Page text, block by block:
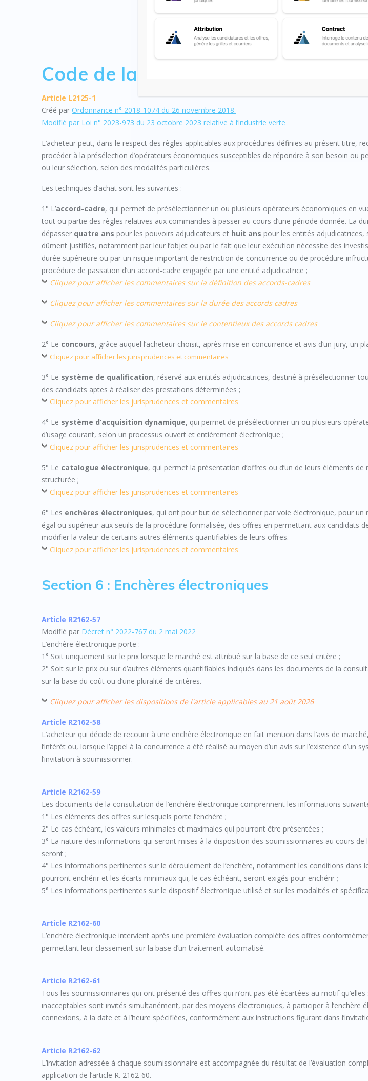
ENCHERES ELECTRONIQUES – MARCHES PUBLICS
Code de la commande publique
Article L2125-1
Créé parOrdonnance n° 2018-1074 du 26 novembre 2018.
Modifié par Loi n° 2023-973 du 23 octobre 2023 relative à l’industrie verte
L’acheteur peut, dans le respect des règles applicables aux procédures définies au présent titre,
procéder à la présélection d’opérateurs économiques susceptibles de répondre à son besoin ou
ou leur sélection, selon des modalités particulières.
Les techniques d’achat sont les suivantes :
1° L’accord-cadre, qui permet de présélectionner un ou plusieurs opérateurs économiques en
tout ou partie des règles relatives aux commandes à passer au cours d’une période donnée. La
dépasser quatre anspour les pouvoirs adjudicateurs et huit ans pour les entités adjudicatrices,
dûment justifiés, notamment par leur l’objet ou par le fait que leur exécution nécessite des
durée supérieure ou par un risque important de restriction de concurrence ou de procédure
procédure de passation d’un accord-cadre engagée par une entité adjudicatrice ;
Cliquez pour afficher les commentaires sur la définition des accords-cadres
Cliquez pour afficher les commentaires sur la durée des accords cadres
Cliquez pour afficher les commentaires sur le contentieux des accords cadres
2° Le concours, grâce auquel l’acheteur choisit, après mise en concurrence et avis d’un jury, un
Cliquez pour afficher les jurisprudences et commentaires
3° Le système de qualification, réservé aux entités adjudicatrices, destiné à présélectionner
des candidats aptes à réaliser des prestations déterminées ;
Cliquez pour afficher les jurisprudences et commentaires
4° Le système d’acquisition dynamique, qui permet de présélectionner un ou plusieurs
d’usage courant, selon un processus ouvert et entièrement électronique ;
Cliquez pour afficher les jurisprudences et commentaires
5° Le catalogue électronique, qui permet la présentation d’offres ou d’un de leurs éléments
structurée ;
Cliquez pour afficher les jurisprudences et commentaires
6° Les enchères électroniques, qui ont pour but de sélectionner par voie électronique, pour un
égal ou supérieur aux seuils de la procédure formalisée, des offres en permettant aux candidats
modifier la valeur de certains autres éléments quantifiables de leurs offres.
Cliquez pour afficher les jurisprudences et commentaires
Section 6 : Enchères électroniques
Article R2162-57
Modifié par Décret n° 2022-767 du 2 mai 2022
L’enchère électronique porte :
1° Soit uniquement sur le prix lorsque le marché est attribué sur la base de ce seul critère ;
2° Soit sur le prix ou sur d’autres éléments quantifiables indiqués dans les documents de la
sur la base du coût ou d’une pluralité de critères.
Cliquez pour afficher les dispositions de l'article applicables au 21 août 2026
Article R2162-58
L’acheteur qui décide de recourir à une enchère électronique en fait mention dans l’avis de
l’intérêt ou, lorsque l’appel à la concurrence a été réalisé au moyen d’un avis sur l’existence d’un
l’invitation à soumissionner.
Article R2162-59
Les documents de la consultation de l’enchère électronique comprennent les informations
1° Les éléments des offres sur lesquels porte l’enchère ;
2° Le cas échéant, les valeurs minimales et maximales qui pourront être présentées ;
3° La nature des informations qui seront mises à la disposition des soumissionnaires au cours de
seront ;
4° Les informations pertinentes sur le déroulement de l’enchère, notamment les conditions dans
pourront enchérir et les écarts minimaux qui, le cas échéant, seront exigés pour enchérir ;
5° Les informations pertinentes sur le dispositif électronique utilisé et sur les modalités et
Article R2162-60
L’enchère électronique intervient après une première évaluation complète des offres
permettant leur classement sur la base d’un traitement automatisé.
Article R2162-61
Tous les soumissionnaires qui ont présenté des offres qui n’ont pas été écartées au motif
inacceptables sont invités simultanément, par des moyens électroniques, à participer à l’enchère
connexions, à la date et à l’heure spécifiées, conformément aux instructions figurant dans
Article R2162-62
L’invitation adressée à chaque soumissionnaire est accompagnée du résultat de l’évaluation
application de l’article R. 2162-60.